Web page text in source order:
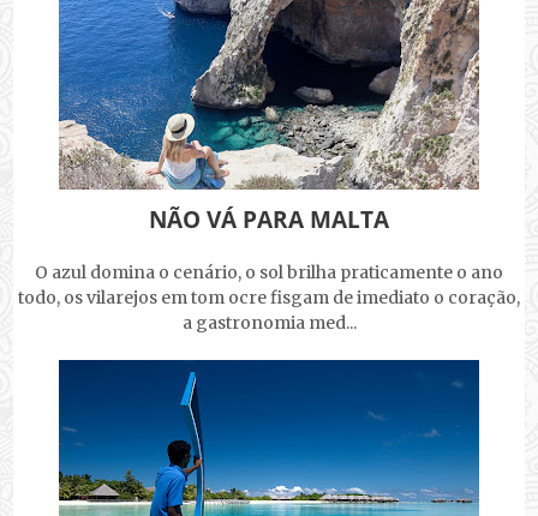
NÃO VÁ PARA MALTA
O azul domina o cenário, o sol brilha praticamente o ano
todo, os vilarejos em tom ocre fisgam de imediato o coração,
a gastronomia med...